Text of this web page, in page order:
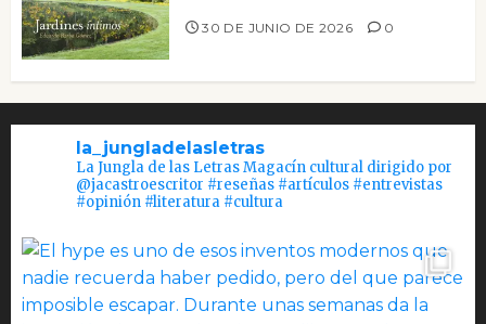
30 DE JUNIO DE 2026 0
la_jungladelasletras
La Jungla de las Letras Magacín cultural dirigido por
@jacastroescritor #reseñas #artículos #entrevistas
#opinión #literatura #cultura